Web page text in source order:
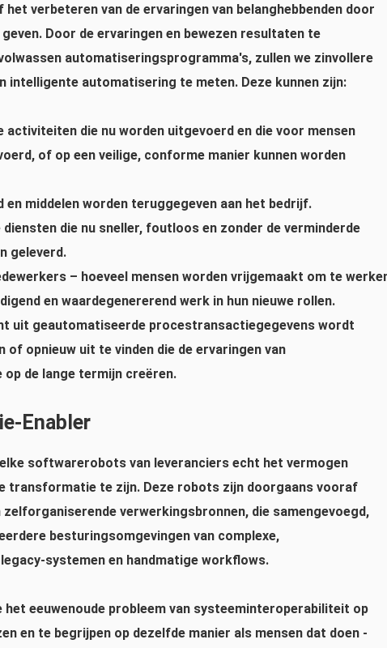
verbeteren van de ervaringen van belanghebbenden door
Door de ervaringen en bewezen resultaten te
automatiseringsprogramma's, zullen we zinvollere
intelligente automatisering te meten. Deze kunnen zijn:
activiteiten die nu worden uitgevoerd en die voor mensen
of op een veilige, conforme manier kunnen worden
en middelen worden teruggegeven aan het bedrijf.
diensten die nu sneller, foutloos en zonder de verminderde
geleverd.
– hoeveel mensen worden vrijgemaakt om te
en waardegenererend werk in hun nieuwe rollen.
uit geautomatiseerde procestransactiegegevens wordt
opnieuw uit te vinden die de ervaringen van
op de lange termijn creëren.
Enabler
softwarerobots van leveranciers echt het vermogen
transformatie te zijn. Deze robots zijn doorgaans vooraf
verwerkingsbronnen, die samengevoegd,
besturingsomgevingen van complexe,
systemen en handmatige workflows.
eeuwenoude probleem van systeeminteroperabiliteit op
en te begrijpen op dezelfde manier als mensen dat doen -